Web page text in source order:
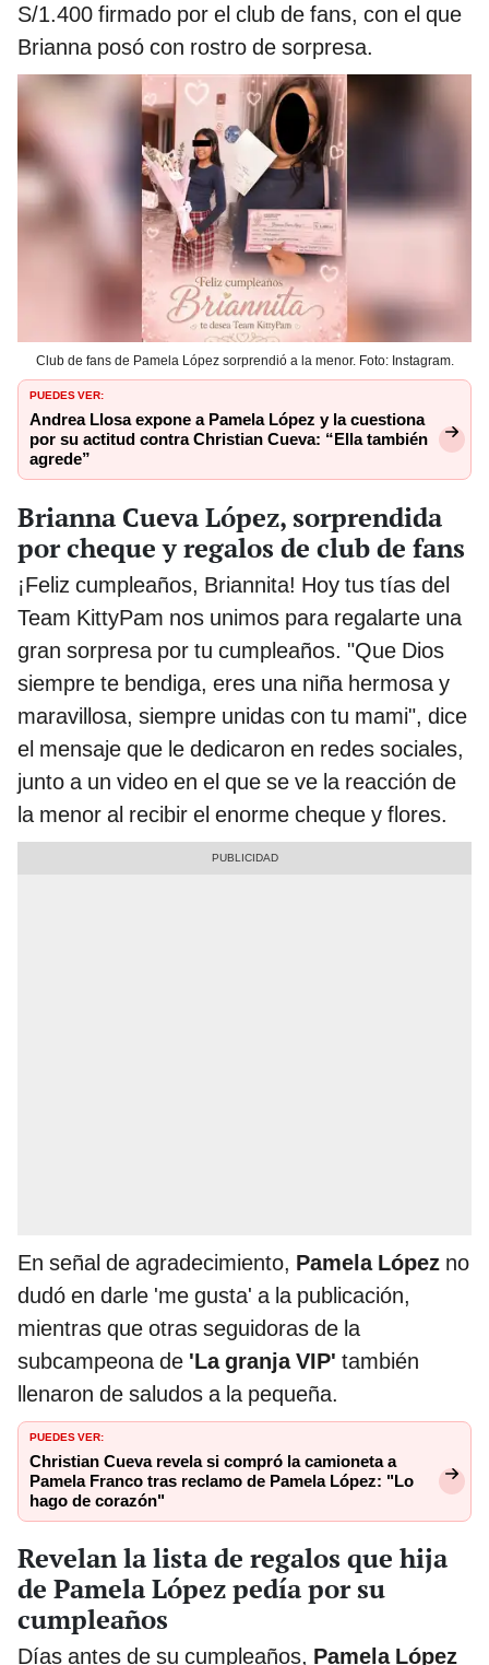
S/1.400 firmado por el club de fans, con el que
Brianna posó con rostro de sorpresa.
Club de fans de Pamela López sorprendió a la menor. Foto: Instagram.
PUEDES VER:
Andrea Llosa expone a Pamela López y la cuestiona
por su actitud contra Christian Cueva: “Ella también
agrede”
Brianna Cueva López, sorprendida
por cheque y regalos de club de fans
¡Feliz cumpleaños, Briannita! Hoy tus tías del
Team KittyPam nos unimos para regalarte una
gran sorpresa por tu cumpleaños. "Que Dios
siempre te bendiga, eres una niña hermosa y
maravillosa, siempre unidas con tu mami", dice
el mensaje que le dedicaron en redes sociales,
junto a un video en el que se ve la reacción de
la menor al recibir el enorme cheque y flores.
En señal de agradecimiento, Pamela López no
dudó en darle 'me gusta' a la publicación,
mientras que otras seguidoras de la
subcampeona de 'La granja VIP' también
llenaron de saludos a la pequeña.
PUEDES VER:
Christian Cueva revela si compró la camioneta a
Pamela Franco tras reclamo de Pamela López: "Lo
hago de corazón"
Revelan la lista de regalos que hija
de Pamela López pedía por su
cumpleaños
Días antes de su cumpleaños, Pamela López